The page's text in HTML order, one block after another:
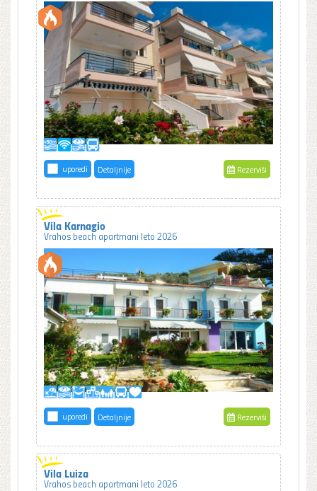
uporedi Detaljnije Rezerviši
Vila Karnagio
Vrahos beach apartmani leto 2026
uporedi Detaljnije Rezerviši
Vila Luiza
Vrahos beach apartmani leto 2026